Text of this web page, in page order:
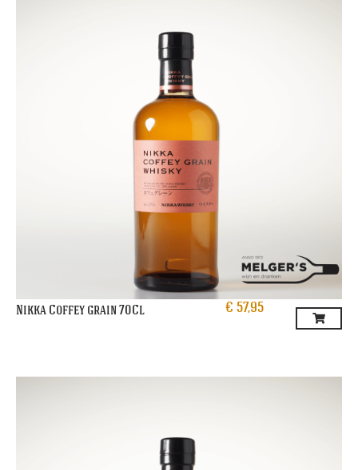
Nikka Coffey grain 70Cl € 57,95